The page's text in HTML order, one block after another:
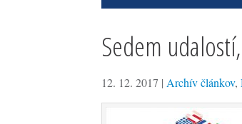
Sedem
12. 12. 2017 | Archív článkov,